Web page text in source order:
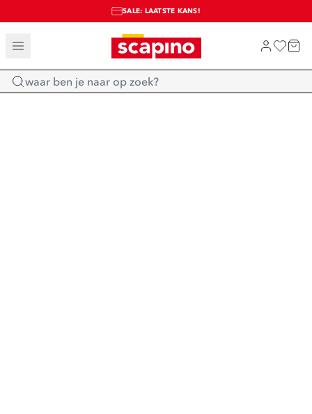
TOT 70% KORTING OP SALE
SALE: LAATSTE KANS!
SHOP NIEUW
Home